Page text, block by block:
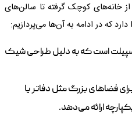
خانه‌های کوچک گرفته تا سالن‌های
که در ادامه به آن‌ها می‌پردازیم:
است که به دلیل طراحی شیک
فضاهای بزرگ مثل دفاتر یا
ارائه می‌دهد.